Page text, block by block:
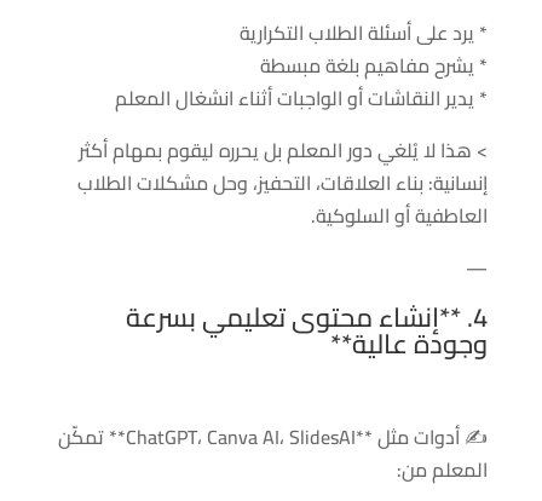
* يرد على أسئلة الطلاب التكرارية
* يشرح مفاهيم بلغة مبسطة
* يدير النقاشات أو الواجبات أثناء انشغال المعلم
> هذا لا يُلغي دور المعلم بل يحرره ليقوم بمهام أكثر
إنسانية: بناء العلاقات، التحفيز، وحل مشكلات الطلاب
العاطفية أو السلوكية.
—
4. **إنشاء محتوى تعليمي بسرعة
وجودة عالية**
✍️ أدوات مثل **ChatGPT، Canva AI، SlidesAI** تمكّن
المعلم من: